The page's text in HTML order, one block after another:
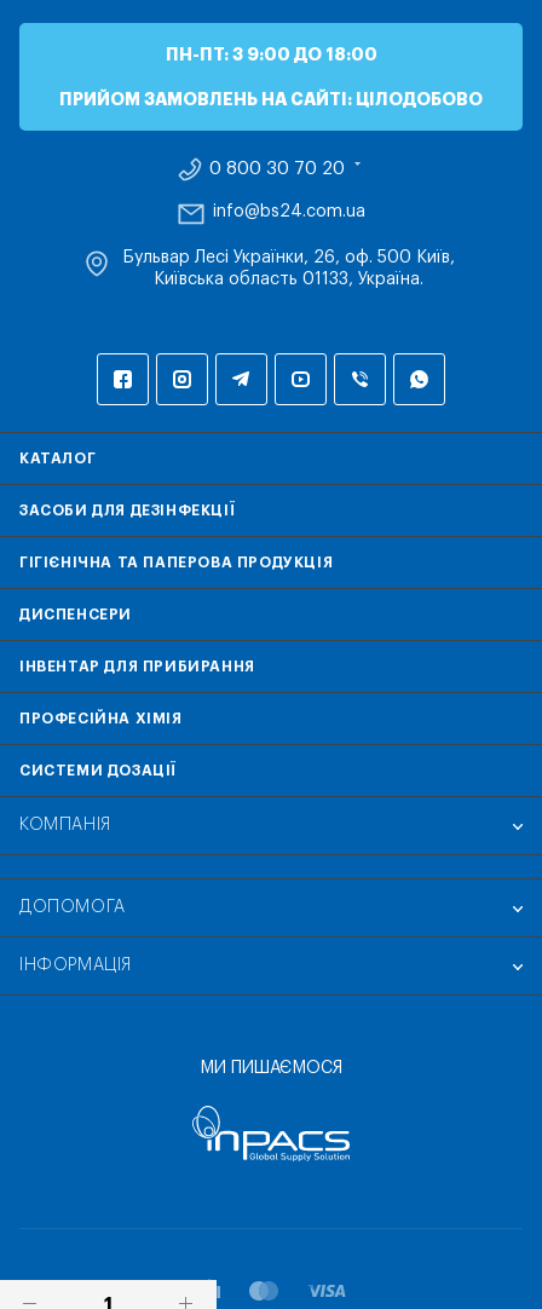
ПН-ПТ: З 9:00 ДО 18:00
ПРИЙОМ ЗАМОВЛЕНЬ НА САЙТІ: ЦІЛОДОБОВО
0 800 30 70 20
info@bs24.com.ua
Бульвар Лесі Українки, 26, оф. 500 Київ,
Київська область 01133, Україна.
КАТАЛОГ
ЗАСОБИ ДЛЯ ДЕЗІНФЕКЦІЇ
ГІГІЄНІЧНА ТА ПАПЕРОВА ПРОДУКЦІЯ
ДИСПЕНСЕРИ
ІНВЕНТАР ДЛЯ ПРИБИРАННЯ
ПРОФЕСІЙНА ХІМІЯ
СИСТЕМИ ДОЗАЦІЇ
КОМПАНІЯ
ДОПОМОГА
ІНФОРМАЦІЯ
МИ ПИШАЄМОСЯ